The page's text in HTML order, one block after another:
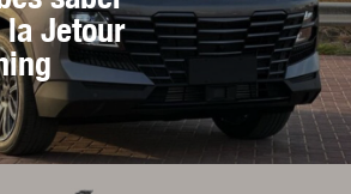
la Jetour